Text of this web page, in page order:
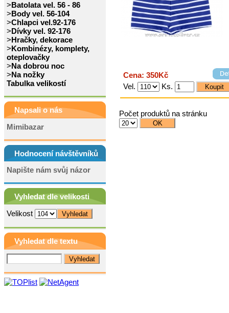
>Batolata vel. 56 - 86
>Body vel. 56-104
>Chlapci vel.92-176
>Dívky vel. 92-176
>Hračky, dekorace
>Kombinézy, komplety,
oteplovačky
>Na dobrou noc
>Na nožky
Tabulka velikostí
Napsali o nás
Mimibazar
Hodnocení návštěvníků
Napište nám svůj názor
Vyhledat dle velikosti
Velikost
Vyhledat dle textu
Cena: 350Kč
Vel.
Ks.
Počet produktů na stránku